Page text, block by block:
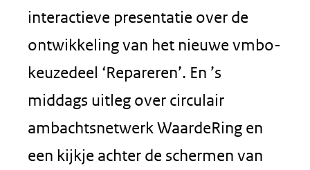
interactieve presentatie over de
ontwikkeling van het nieuwe vmbo-
keuzedeel ‘Repareren’. En ’s
middags uitleg over circulair
ambachtsnetwerk WaardeRing en
een kijkje achter de schermen van